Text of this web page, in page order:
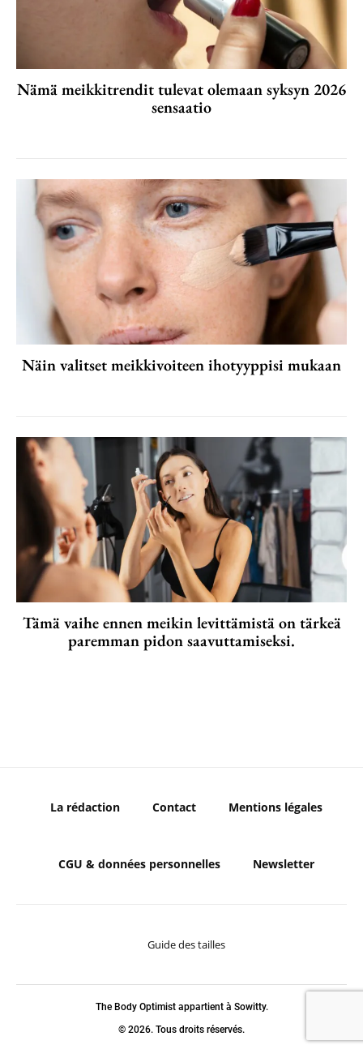
Nämä meikkitrendit tulevat olemaan syksyn 2026
sensaatio
Näin valitset meikkivoiteen ihotyyppisi mukaan
Tämä vaihe ennen meikin levittämistä on tärkeä
paremman pidon saavuttamiseksi.
La rédaction Contact Mentions légales
CGU & données personnelles Newsletter
Guide des tailles
The Body Optimist appartient à Sowitty.
© 2026. Tous droits réservés.